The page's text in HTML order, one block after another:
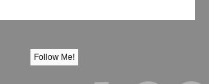
Follow Me!